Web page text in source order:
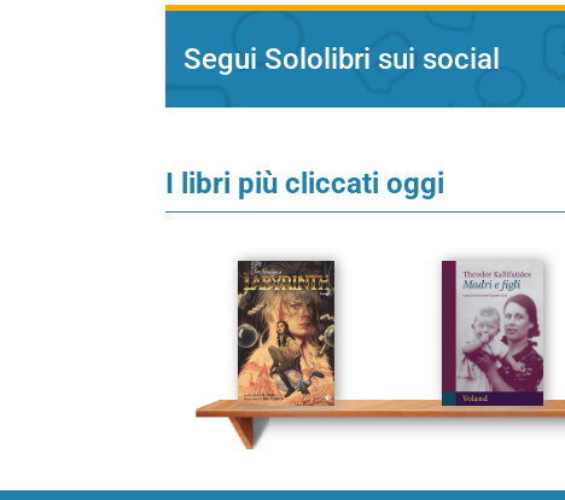
Segui Sololibri sui social
I libri più cliccati oggi